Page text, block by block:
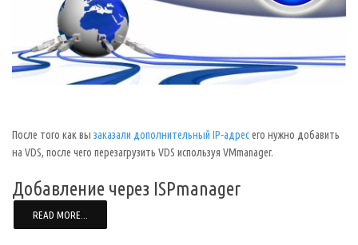
После того как вы заказали дополнительный IP-адресего нужно добавить
на VDS, после чего перезагрузить VDS используя VMmanager.
Добавление через ISPmanager
READ MORE...